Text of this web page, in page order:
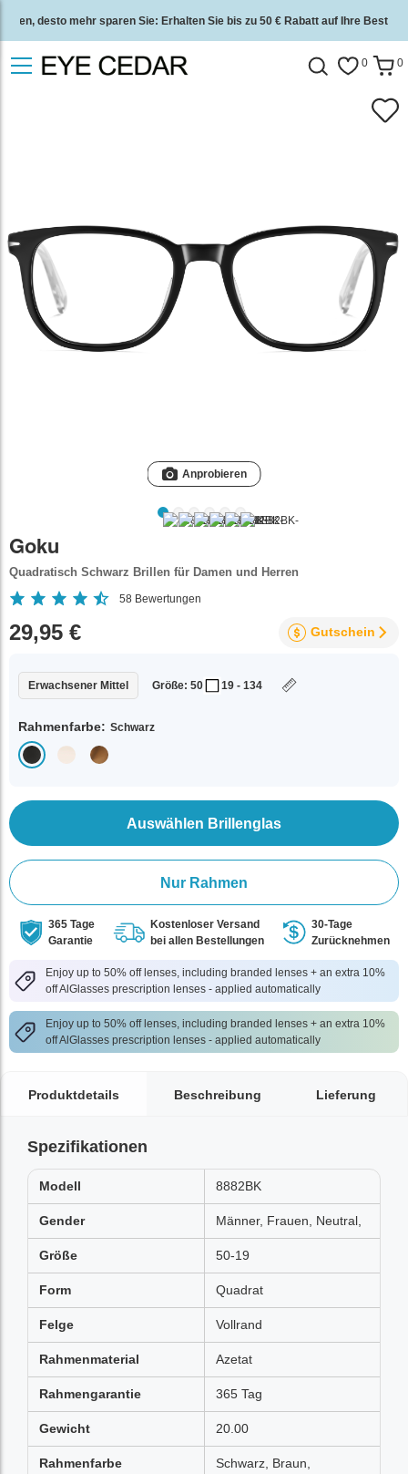
desto mehr sparen Sie: Erhalten Sie bis zu 50 € Rabatt auf Ihre
Kostenloser Versand für alle Bestellungen. Finden Sie Ihre Brille .
0 0
Anprobieren
Goku
Quadratisch Schwarz Brillen für Damen und Herren
58 Bewertungen
29,95 € Gutschein
Erwachsener Mittel Größe: 50 19 - 134
Rahmenfarbe: Schwarz
Auswählen Brillenglas
Nur Rahmen
365 Tage
Garantie
Kostenloser Versand
bei allen Bestellungen
30-Tage
Zurücknehmen
Enjoy up to 50% off lenses, including branded lenses + an extra 10%
off AlGlasses prescription lenses - applied automatically
Enjoy up to 50% off lenses, including branded lenses + an extra 10%
off AlGlasses prescription lenses - applied automatically
Produktdetails Beschreibung Lieferung
Spezifikationen
Modell 8882BK
Gender Männer, Frauen, Neutral,
Größe 50-19
Form Quadrat
Felge Vollrand
Rahmenmaterial Azetat
Rahmengarantie 365 Tag
Gewicht 20.00
Rahmenfarbe
Schwarz, Braun,